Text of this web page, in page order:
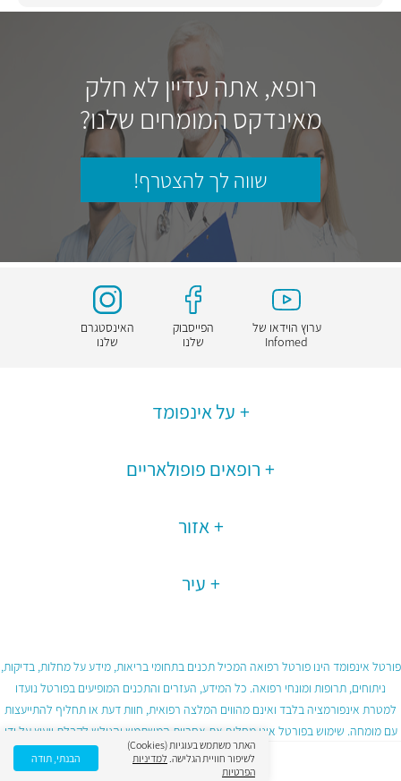
רופא, אתה עדיין לא חלק
מאינדקס המומחים שלנו?
שווה לך להצטרף!
ערוץ הוידאו של
Infomed
הפייסבוק
שלנו
האינסטגרם
שלנו
על אינפומד
רופאים פופולאריים
אזור
עיר
פורטל אינפומד הינו פורטל רפואה המכיל תכנים בתחומי בריאות, מידע על מחלות, בדיקות,
ניתוחים, תרופות ומונחי רפואה. כל המידע, העזרים והתכנים המופיעים בפורטל נועדו
למטרת אינפורמציה בלבד ואינם מהווים המלצה רפואית, חוות דעת או תחליף להתייעצות
עם מומחה. שימוש בפורטל אינו מחליף את אחריות המשתמש והגולש לקבלת ייעוץ על ידי
גורם רפואי מוסמך ובכפוף לתנאי השימוש בפורטל.
האתר משתמש בעוגיות (Cookies)
לשיפור חוויית הגלישה. למדיניות
הפרטיות
הבנתי, תודה